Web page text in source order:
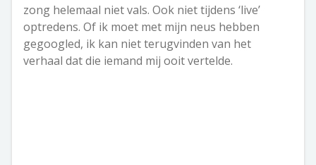
zong helemaal niet vals. Ook niet tijdens ‘live’
optredens. Of ik moet met mijn neus hebben
gegoogled, ik kan niet terugvinden van het
verhaal dat die iemand mij ooit vertelde.